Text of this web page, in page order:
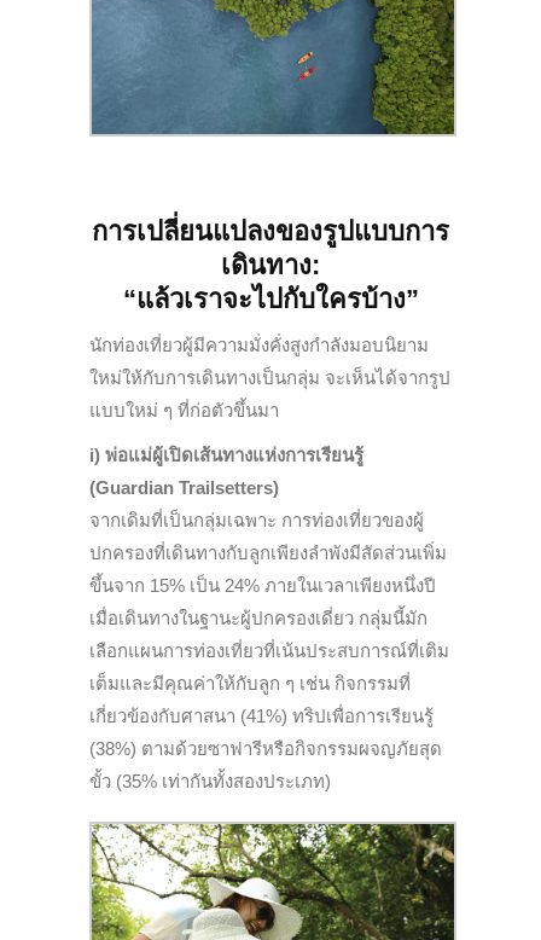
การเปลี่ยนแปลงของรูปแบบการ
เดินทาง:
“แล้วเราจะไปกับใครบ้าง”
นักท่องเที่ยวผู้มีความมั่งคั่งสูงกำลังมอบนิยาม
ใหม่ให้กับการเดินทางเป็นกลุ่ม จะเห็นได้จากรูป
แบบใหม่ ๆ ที่ก่อตัวขึ้นมา
i) พ่อแม่ผู้เปิดเส้นทางแห่งการเรียนรู้
(Guardian Trailsetters)
จากเดิมที่เป็นกลุ่มเฉพาะ การท่องเที่ยวของผู้
ปกครองที่เดินทางกับลูกเพียงลำพังมีสัดส่วนเพิ่ม
ขึ้นจาก 15% เป็น 24% ภายในเวลาเพียงหนึ่งปี
เมื่อเดินทางในฐานะผู้ปกครองเดี่ยว กลุ่มนี้มัก
เลือกแผนการท่องเที่ยวที่เน้นประสบการณ์ที่เติม
เต็มและมีคุณค่าให้กับลูก ๆ เช่น กิจกรรมที่
เกี่ยวข้องกับศาสนา (41%) ทริปเพื่อการเรียนรู้
(38%) ตามด้วยซาฟารีหรือกิจกรรมผจญภัยสุด
ขั้ว (35% เท่ากันทั้งสองประเภท)